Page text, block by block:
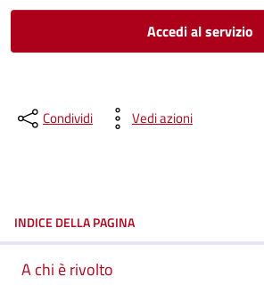
Accedi al servizio
Condividi Vedi azioni
INDICE DELLA PAGINA
A chi è rivolto